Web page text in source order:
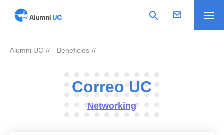
Alumni UC Beneficios
Correo UC
Networking